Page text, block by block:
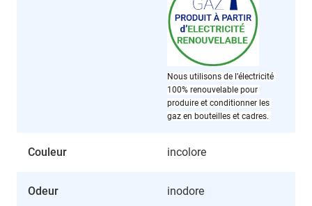
Nous utilisons de l’électricité
100% renouvelable pour
produire et conditionner les
gaz en bouteilles et cadres.
Couleur incolore
Odeur inodore